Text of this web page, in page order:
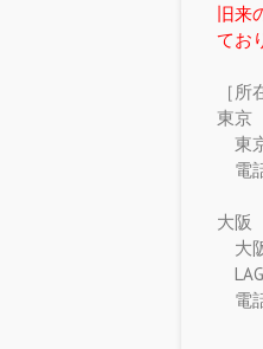
旧来
てお
［所
東京
東
電
大阪
大
電